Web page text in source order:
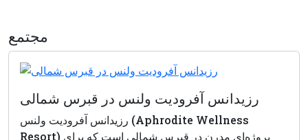
مجتمع
رزیدانس آفرودیت ولنس در قبرس شمالی
رزیدانس آفرودیت ولنس (Aphrodite Wellness
Resort) پروژه‌ای مدرن در قبرس شمالی است که برای